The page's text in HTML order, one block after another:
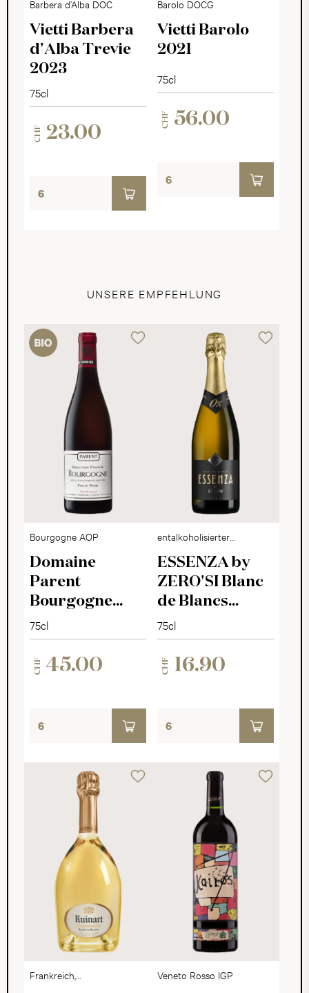
Barbera d’Alba DOC
Vietti Barbera
d'Alba Trevie
2023
75cl
CHF 23.00
Barolo DOCG
Vietti Barolo
2021
75cl
CHF 56.00
UNSERE EMPFEHLUNG
Bourgogne AOP
Domaine
Parent
Bourgogne
Sélection
Pomone 2022
75cl
CHF 45.00
entalkoholisierter
Schaumwein
ESSENZA by
ZERO'SI Blanc
de Blancs
Millésimé 2025
75cl
CHF 16.90
Frankreich,
Veneto Rosso IGP